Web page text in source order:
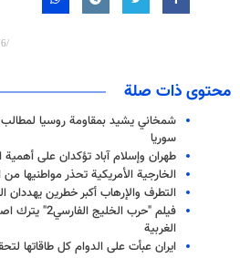
محتوى ذات صلة
شمخاني يشيد بمقاومة روسيا لمطالب
سوريا
طهران وإسلام آباد تؤكدان على
الخارجية الأمريكية تحذر مواطنيها من
التطرف والإرهاب أكبر خطرين يهددان
فيلم "حرب
الغربية
ايران عبأت على الدوام كل طاقاتها